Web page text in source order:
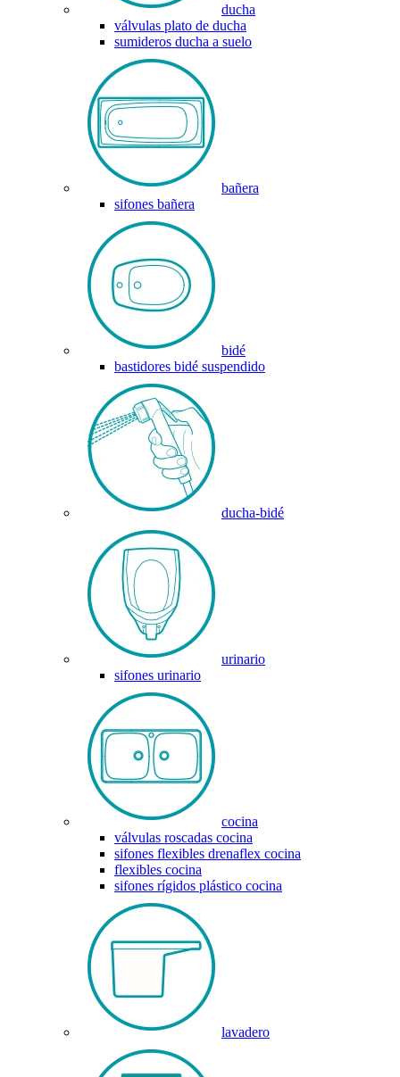
ducha
válvulas plato de ducha
sumideros ducha a suelo
bañera
sifones bañera
bidé
bastidores bidé suspendido
ducha-bidé
urinario
sifones urinario
cocina
válvulas roscadas cocina
sifones flexibles drenaflex cocina
flexibles cocina
sifones rígidos plástico cocina
lavadero